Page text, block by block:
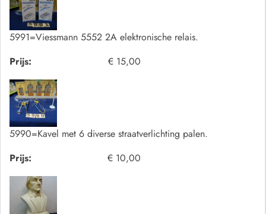
5991=Viessmann 5552 2A elektronische relais.
Prijs:
€ 15,00
5990=Kavel met 6 diverse straatverlichting palen.
Prijs:
€ 10,00